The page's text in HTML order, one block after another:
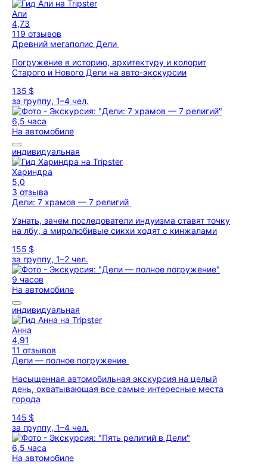
Али
4,73
119 отзывов
Древний мегаполис Дели
Погружение в историю, архитектуру и колорит
Старого и Нового Дели на авто-экскурсии
135 $
за группу, 1–4 чел.
6,5 часа
На автомобиле
индивидуальная
Хариндра
5,0
3 отзыва
Дели: 7 храмов — 7 религий
Узнать, зачем последователи индуизма ставят точку
на лбу, а миролюбивые сикхи ходят с кинжалами
155 $
за группу, 1–2 чел.
9 часов
На автомобиле
индивидуальная
Анна
4,91
11 отзывов
Дели — полное погружение
Насыщенная автомобильная экскурсия на целый
день, охватывающая все самые интересные места
города
145 $
за группу, 1–4 чел.
6,5 часа
На автомобиле